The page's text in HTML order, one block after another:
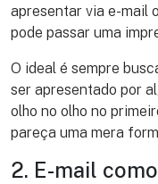
apresentar via e-mail
pode passar uma
O ideal é sempre
ser apresentado por
olho no olho no
pareça uma mera
2. E-mail